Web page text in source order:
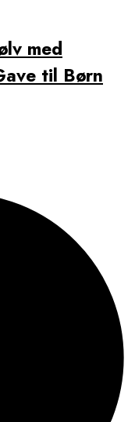
med
til Børn